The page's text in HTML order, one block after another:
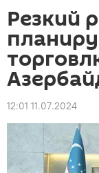
Резкий
12:01 11.07.2024